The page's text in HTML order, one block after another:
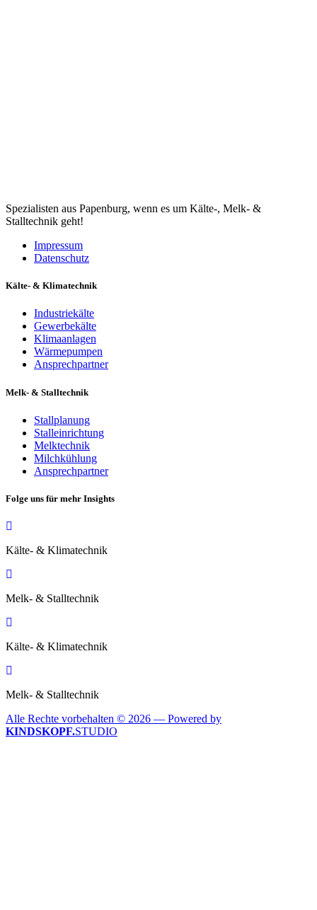
Spezialisten aus Papenburg, wenn es um Kälte-, Melk- &
Stalltechnik geht!
Impressum
Datenschutz
Kälte- & Klimatechnik
Industriekälte
Gewerbekälte
Klimaanlagen
Wärmepumpen
Ansprechpartner
Melk- & Stalltechnik
Stallplanung
Stalleinrichtung
Melktechnik
Milchkühlung
Ansprechpartner
Folge uns für mehr Insights
Kälte- & Klimatechnik
Melk- & Stalltechnik
Kälte- & Klimatechnik
Melk- & Stalltechnik
Alle Rechte vorbehalten © 2026 — Powered by
KINDSKOPF.STUDIO